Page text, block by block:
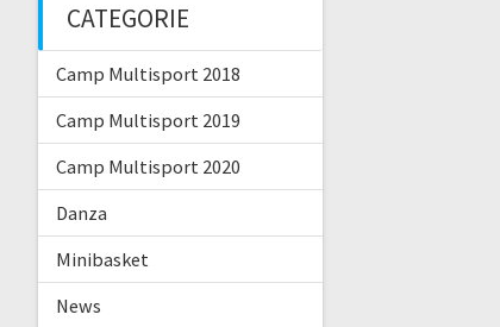
CATEGORIE
Camp Multisport 2018
Camp Multisport 2019
Camp Multisport 2020
Danza
Minibasket
News